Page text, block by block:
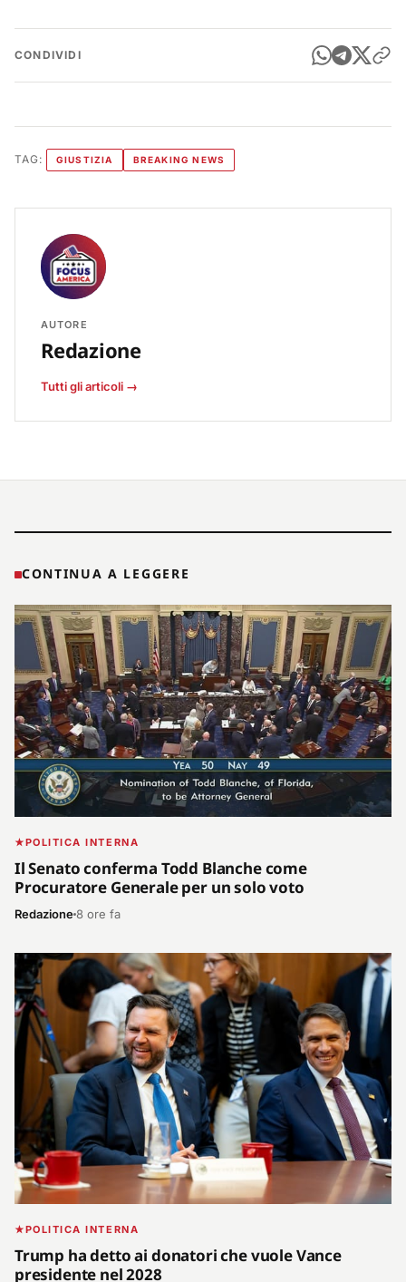
CONDIVIDI
TAG: GIUSTIZIA BREAKING NEWS
AUTORE
Redazione
Tutti gli articoli →
CONTINUA A LEGGERE
POLITICA INTERNA
Il Senato conferma Todd Blanche come
Procuratore Generale per un solo voto
Redazione8 ore fa
POLITICA INTERNA
Trump ha detto ai donatori che vuole Vance
presidente nel 2028